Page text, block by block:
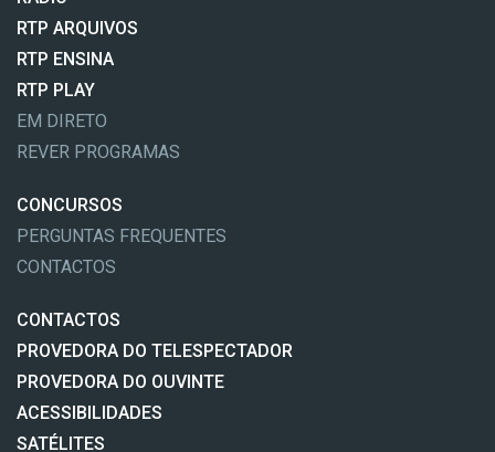
RTP ARQUIVOS
RTP ENSINA
RTP PLAY
EM DIRETO
REVER PROGRAMAS
CONCURSOS
PERGUNTAS FREQUENTES
CONTACTOS
CONTACTOS
PROVEDORA DO TELESPECTADOR
PROVEDORA DO OUVINTE
ACESSIBILIDADES
SATÉLITES